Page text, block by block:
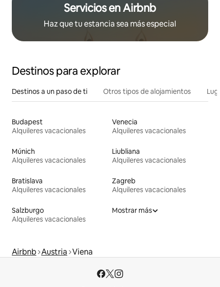
Servicios en Airbnb
Haz que tu estancia sea más especial
Destinos para explorar
Destinos a un paso de ti Otros tipos de alojamientos
Budapest
Alquileres vacacionales
Venecia
Alquileres vacacionales
Múnich
Alquileres vacacionales
Liubliana
Alquileres vacacionales
Bratislava
Alquileres vacacionales
Zagreb
Alquileres vacacionales
Salzburgo
Alquileres vacacionales
Mostrar más
Airbnb Austria Viena